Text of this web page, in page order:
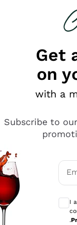
looking for
Get
on
with a
Subscribe to
I
.